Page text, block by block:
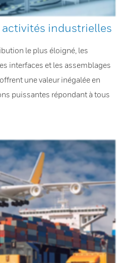
industrielles
le plus éloigné, les
interfaces et les assemblages
une valeur inégalée en
puissantes répondant à tous